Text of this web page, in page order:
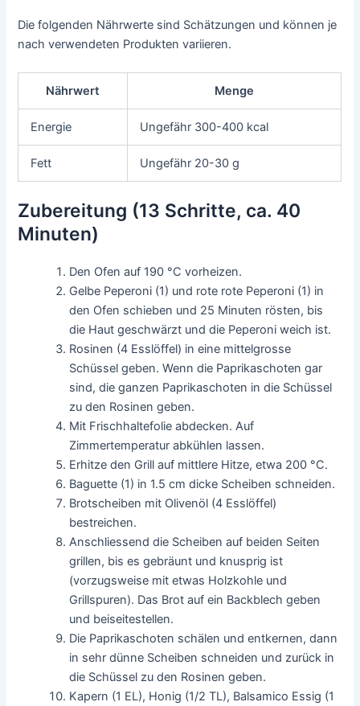
Die folgenden Nährwerte sind Schätzungen und können je
nach verwendeten Produkten variieren.
Nährwert Menge
Energie Ungefähr 300-400 kcal
Fett Ungefähr 20-30 g
Zubereitung (13 Schritte, ca. 40
Minuten)
Den Ofen auf 190 °C vorheizen.
Gelbe Peperoni (1) und rote rote Peperoni (1) in
den Ofen schieben und 25 Minuten rösten, bis
die Haut geschwärzt und die Peperoni weich ist.
Rosinen (4 Esslöffel) in eine mittelgrosse
Schüssel geben. Wenn die Paprikaschoten gar
sind, die ganzen Paprikaschoten in die Schüssel
zu den Rosinen geben.
Mit Frischhaltefolie abdecken. Auf
Zimmertemperatur abkühlen lassen.
Erhitze den Grill auf mittlere Hitze, etwa 200 °C.
Baguette (1) in 1.5 cm dicke Scheiben schneiden.
Brotscheiben mit Olivenöl (4 Esslöffel)
bestreichen.
Anschliessend die Scheiben auf beiden Seiten
grillen, bis es gebräunt und knusprig ist
(vorzugsweise mit etwas Holzkohle und
Grillspuren). Das Brot auf ein Backblech geben
und beiseitestellen.
Die Paprikaschoten schälen und entkernen, dann
in sehr dünne Scheiben schneiden und zurück in
die Schüssel zu den Rosinen geben.
Kapern (1 EL), Honig (1/2 TL), Balsamico Essig (1